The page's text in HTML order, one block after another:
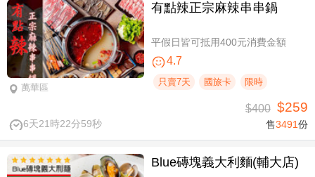
萬華區
有點辣正宗麻辣串串鍋
平假日皆可抵用400元消費金額
4.7
只賣7天 國旅卡 限時
6天21時22分58秒
$400 $259
售3491份
Blue磚塊義大利麵(輔大店)